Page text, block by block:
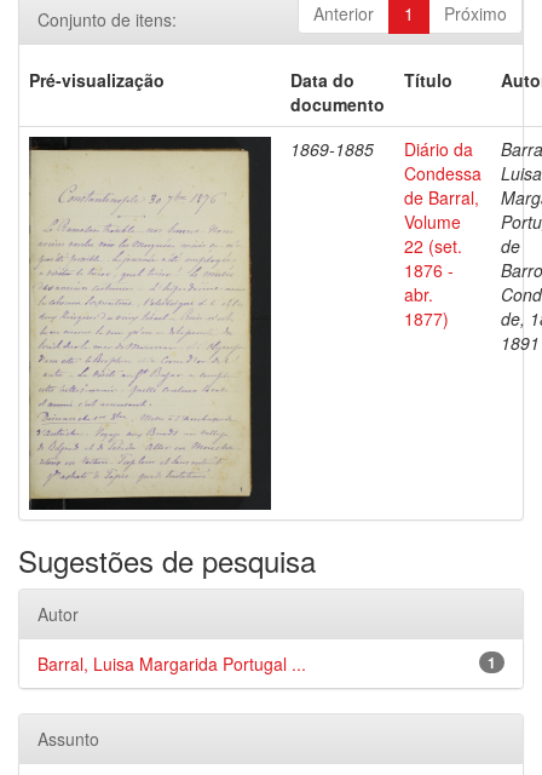
Anterior 1 Próximo
Conjunto de itens:
Pré-visualização
Data do
documento
Título
1869-1885
Diário da
Condessa
de Barral,
Volume
22 (set.
1876 -
abr.
1877)
Luisa
de
de,
1891
Sugestões de pesquisa
Autor
1
Barral, Luisa Margarida Portugal ...
Assunto